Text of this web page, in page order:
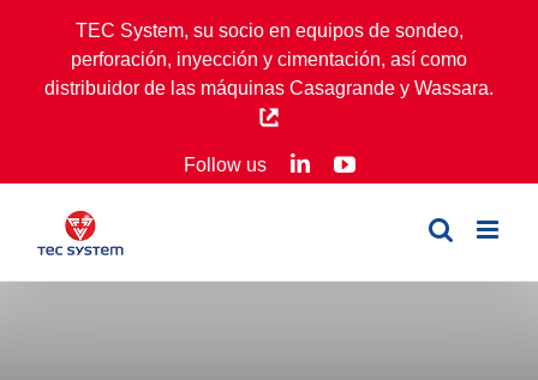
content
TEC System, su socio en equipos de sondeo,
perforación, inyección y cimentación, así como
distribuidor de las máquinas Casagrande y Wassara.
Follow us LinkedInYouTube